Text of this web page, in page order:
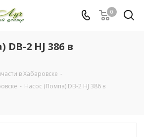
0
2 HJ 386 в
в Хабаровске -
- Насос (Помпа) DB-2 HJ 386 в